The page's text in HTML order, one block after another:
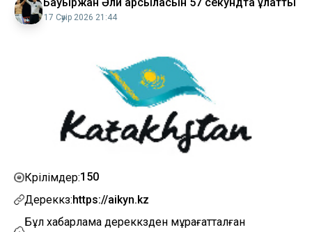
17 Сәуір 2026 21:44
Көрілімдер:150
Дереккөз:https://aikyn.kz
Бұл хабарлама дереккөзден мұрағатталған